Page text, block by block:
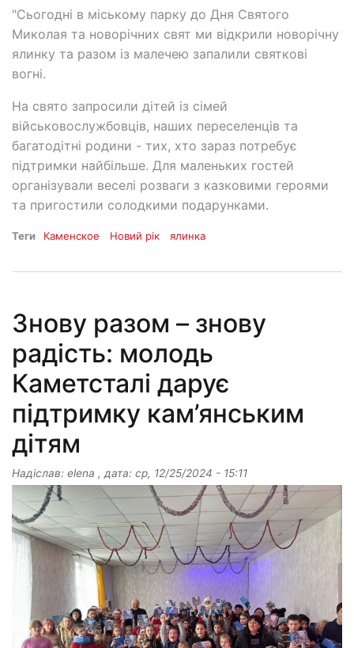
"Сьогодні в міському парку до Дня Святого
Миколая та новорічних свят ми відкрили новорічну
ялинку та разом із малечею запалили святкові
вогні.
На свято запросили дітей із сімей
військовослужбовців, наших переселенців та
багатодітні родини - тих, хто зараз потребує
підтримки найбільше. Для маленьких гостей
організували веселі розваги з казковими героями
та пригостили солодкими подарунками.
Теги Каменское Новий рік ялинка
Знову разом – знову
радість: молодь
Каметсталі дарує
підтримку кам’янським
дітям
Надіслав: elena , дата: ср, 12/25/2024 - 15:11